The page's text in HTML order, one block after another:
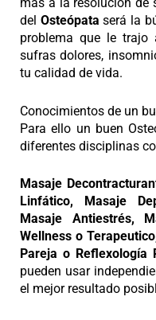
del Osteópataserá la
problema que le
sufras dolores,
tu calidad de vida.
Conocimientos de un
Para ello un buen
diferentes disciplinas
Masaje
Linfático, Masaje
Masaje Antiestrés,
Wellness o
Pareja o Reflexología
pueden usar
el mejor resultado